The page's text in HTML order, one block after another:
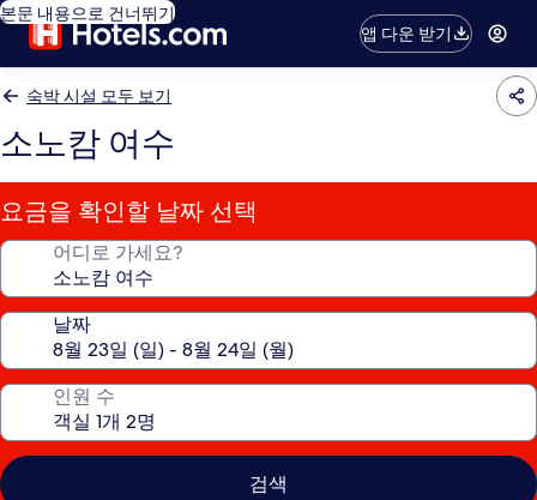
본문 내용으로 건너뛰기
앱 다운 받기
숙박 시설 모두 보기
소노캄 여수
요금을 확인할 날짜 선택
어디로 가세요?
날짜
인원 수
검색